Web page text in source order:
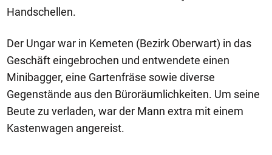
Handschellen.
Der Ungar war in Kemeten (Bezirk Oberwart) in das
Geschäft eingebrochen und entwendete einen
Minibagger, eine Gartenfräse sowie diverse
Gegenstände aus den Büroräumlichkeiten. Um seine
Beute zu verladen, war der Mann extra mit einem
Kastenwagen angereist.